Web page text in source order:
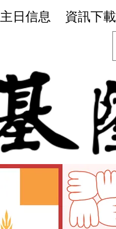
主日信息 資訊下載